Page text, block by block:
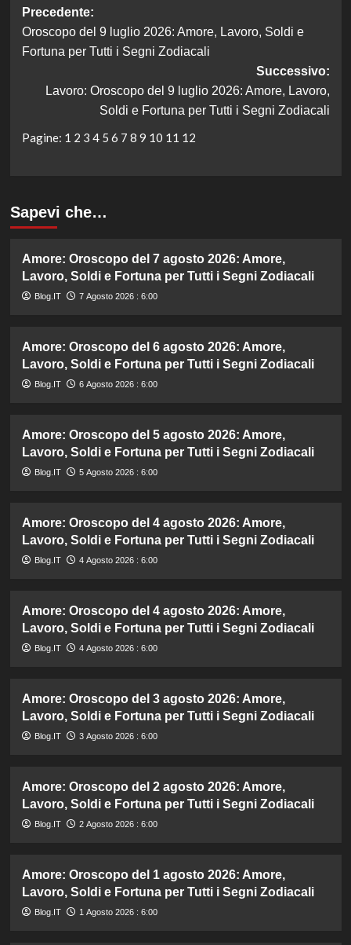
Navigazione
articolo
Precedente:
Oroscopo del 9 luglio 2026: Amore, Lavoro, Soldi e
Fortuna per Tutti i Segni Zodiacali
Successivo:
Lavoro: Oroscopo del 9 luglio 2026: Amore, Lavoro,
Soldi e Fortuna per Tutti i Segni Zodiacali
Pagine: 1 2 3 4 5 6 7 8 9 10 11 12
Sapevi che…
Amore: Oroscopo del 7 agosto 2026: Amore,
Lavoro, Soldi e Fortuna per Tutti i Segni Zodiacali
Blog.IT 7 Agosto 2026 : 6:00
Amore: Oroscopo del 6 agosto 2026: Amore,
Lavoro, Soldi e Fortuna per Tutti i Segni Zodiacali
Blog.IT 6 Agosto 2026 : 6:00
Amore: Oroscopo del 5 agosto 2026: Amore,
Lavoro, Soldi e Fortuna per Tutti i Segni Zodiacali
Blog.IT 5 Agosto 2026 : 6:00
Amore: Oroscopo del 4 agosto 2026: Amore,
Lavoro, Soldi e Fortuna per Tutti i Segni Zodiacali
Blog.IT 4 Agosto 2026 : 6:00
Amore: Oroscopo del 4 agosto 2026: Amore,
Lavoro, Soldi e Fortuna per Tutti i Segni Zodiacali
Blog.IT 4 Agosto 2026 : 6:00
Amore: Oroscopo del 3 agosto 2026: Amore,
Lavoro, Soldi e Fortuna per Tutti i Segni Zodiacali
Blog.IT 3 Agosto 2026 : 6:00
Amore: Oroscopo del 2 agosto 2026: Amore,
Lavoro, Soldi e Fortuna per Tutti i Segni Zodiacali
Blog.IT 2 Agosto 2026 : 6:00
Amore: Oroscopo del 1 agosto 2026: Amore,
Lavoro, Soldi e Fortuna per Tutti i Segni Zodiacali
Blog.IT 1 Agosto 2026 : 6:00